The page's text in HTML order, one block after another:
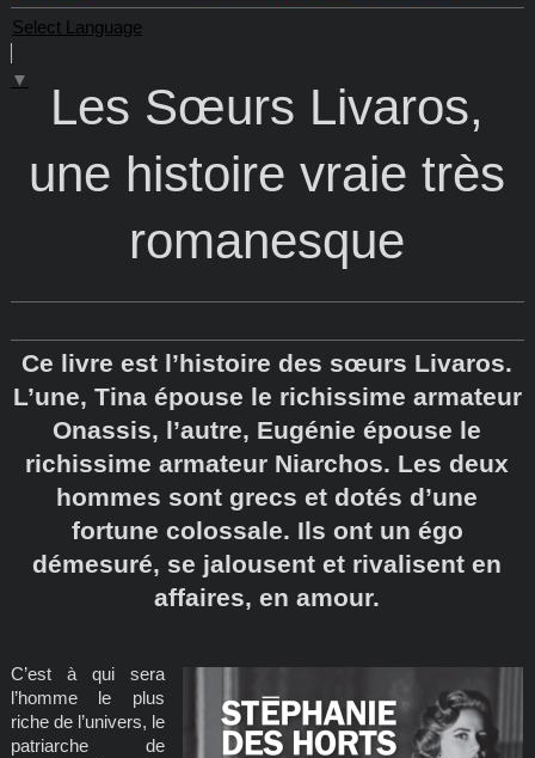
Select Language
▼
Les Sœurs Livaros,
une histoire vraie très
romanesque
Ce livre est l’histoire des sœurs Livaros.
L’une, Tina épouse le richissime armateur
Onassis, l’autre, Eugénie épouse le
richissime armateur Niarchos. Les deux
hommes sont grecs et dotés d’une
fortune colossale. Ils ont un égo
démesuré, se jalousent et rivalisent en
affaires, en amour.
C’est à qui sera
l’homme le plus
riche de l’univers, le
patriarche de